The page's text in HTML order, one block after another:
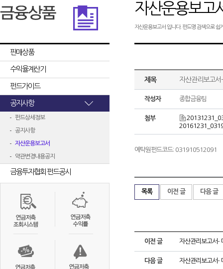
판매상품
수익율계산기
펀드가이드
공지사항
펀드상세정보
공지사항
자산운용보고서
약관변경내용공지
금융투자협회 펀드공시
자산운용보고
자산운용보고서 입니다. 펀드명 검색으로 쉽
제목 자산관리보고
작성자 종합금융팀
첨부
예탁원펀드코드: 031910512091
목록 이전 글 다음 글
이전 글 자산관리보고서-
다음 글 자산관리보고서-